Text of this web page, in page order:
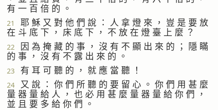
有 一 百 倍 的 。
21
耶 穌 又 對 他 們 說 ： 人 拿 燈 來 ， 豈 是 要 放
在 斗 底 下 ， 床 底 下 ， 不 放 在 燈 臺 上 麼 ？
22
因 為 掩 藏 的 事 ， 沒 有 不 顯 出 來 的 ； 隱 瞞
的 事 ， 沒 有 不 露 出 來 的 。
23 有 耳 可 聽 的 ， 就 應 當 聽 ！
24
又 說 ： 你 們 所 聽 的 要 留 心 。 你 們 用 甚 麼
量 器 量 給 人 ， 也 必 用 甚 麼 量 器 量 給 你 們 ，
並 且 要 多 給 你 們 。